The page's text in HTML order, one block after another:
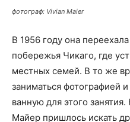
фотограф: Vivian Maier
В 1956 году она
побережья Чикаго, где
местных семей. В то же
заниматься фотографией
ванную для этого
Майер пришлось искать